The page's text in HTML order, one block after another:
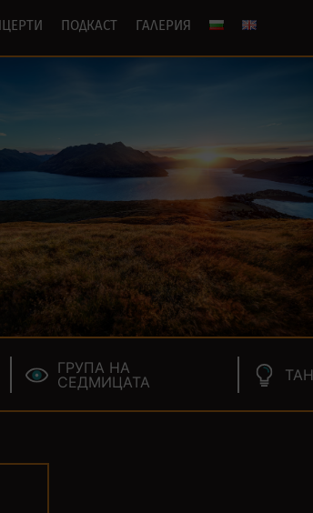
ПОДКАСТ ГАЛЕРИЯ
ГРУПА НА
СЕДМИЦАТА